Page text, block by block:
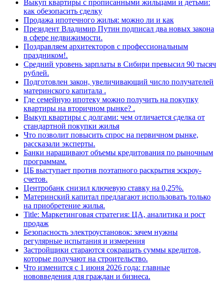
Выкуп квартиры с прописанными жильцами и детьми:
как обезопасить сделку
Продажа ипотечного жилья: можно ли и как
Президент Владимир Путин подписал два новых закона
в сфере недвижимости.
Поздравляем архитекторов с профессиональным
праздником!.
Средний уровень зарплаты в Сибири превысил 90 тысяч
рублей.
Подготовлен закон, увеличивающий число получателей
материнского капитала .
Где семейную ипотеку можно получить на покупку
квартиры на вторичном рынке? .
Выкуп квартиры с долгами: чем отличается сделка от
стандартной покупки жилья
Что позволит повысить спрос на первичном рынке,
рассказали эксперты.
Банки наращивают объемы кредитования по рыночным
программам.
ЦБ выступает против поэтапного раскрытия эскроу-
счетов.
Центробанк снизил ключевую ставку на 0,25%.
Материнский капитал предлагают использовать только
на приобретение жилья.
Title: Маркетинговая стратегия: ЦА, аналитика и рост
продаж
Безопасность электроустановок: зачем нужны
регулярные испытания и измерения
Застройщики стараются сокращать суммы кредитов,
которые получают на строительство.
Что изменится с 1 июня 2026 года: главные
нововведения для граждан и бизнеса.